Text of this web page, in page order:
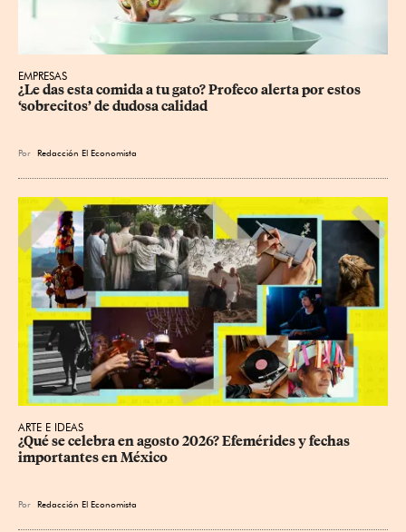
EMPRESAS
¿Le das esta comida a tu gato? Profeco alerta por estos
‘sobrecitos’ de dudosa calidad
Por Redacción El Economista
ARTE E IDEAS
¿Qué se celebra en agosto 2026? Efemérides y fechas
importantes en México
Por Redacción El Economista